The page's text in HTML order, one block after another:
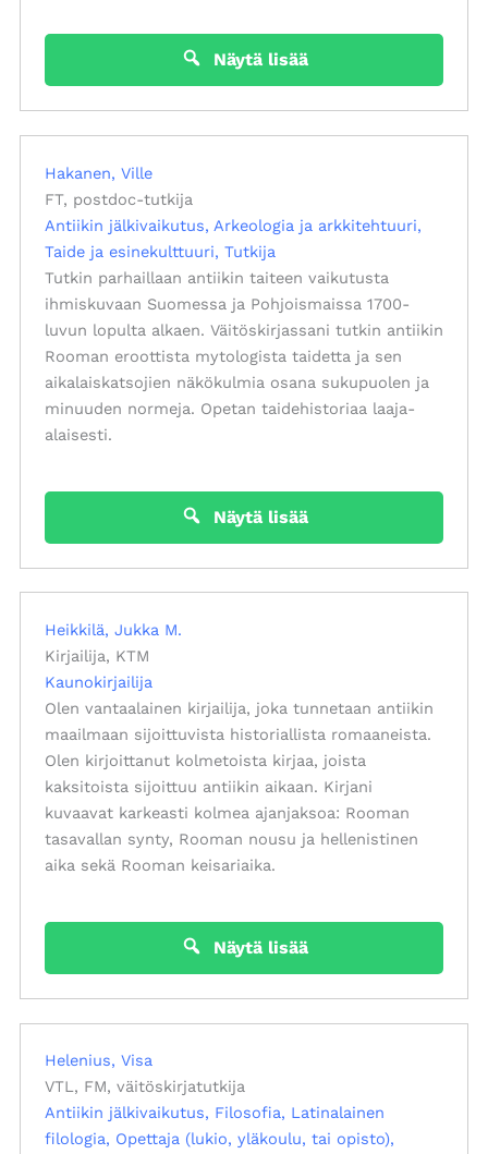
Näytä lisää
Hakanen, Ville
FT, postdoc-tutkija
Antiikin jälkivaikutus Arkeologia ja arkkitehtuuri
Taide ja esinekulttuuri Tutkija
Tutkin parhaillaan antiikin taiteen vaikutusta
ihmiskuvaan Suomessa ja Pohjoismaissa 1700-
luvun lopulta alkaen. Väitöskirjassani tutkin antiikin
Rooman eroottista mytologista taidetta ja sen
aikalaiskatsojien näkökulmia osana sukupuolen ja
minuuden normeja. Opetan taidehistoriaa laaja-
alaisesti.
Näytä lisää
Heikkilä, Jukka M.
Kirjailija, KTM
Kaunokirjailija
Olen vantaalainen kirjailija, joka tunnetaan antiikin
maailmaan sijoittuvista historiallista romaaneista.
Olen kirjoittanut kolmetoista kirjaa, joista
kaksitoista sijoittuu antiikin aikaan. Kirjani
kuvaavat karkeasti kolmea ajanjaksoa: Rooman
tasavallan synty, Rooman nousu ja hellenistinen
aika sekä Rooman keisariaika.
Näytä lisää
Helenius, Visa
VTL, FM, väitöskirjatutkija
Antiikin jälkivaikutus
Filosofia Latinalainen
filologia Opettaja (lukio, yläkoulu, tai opisto)